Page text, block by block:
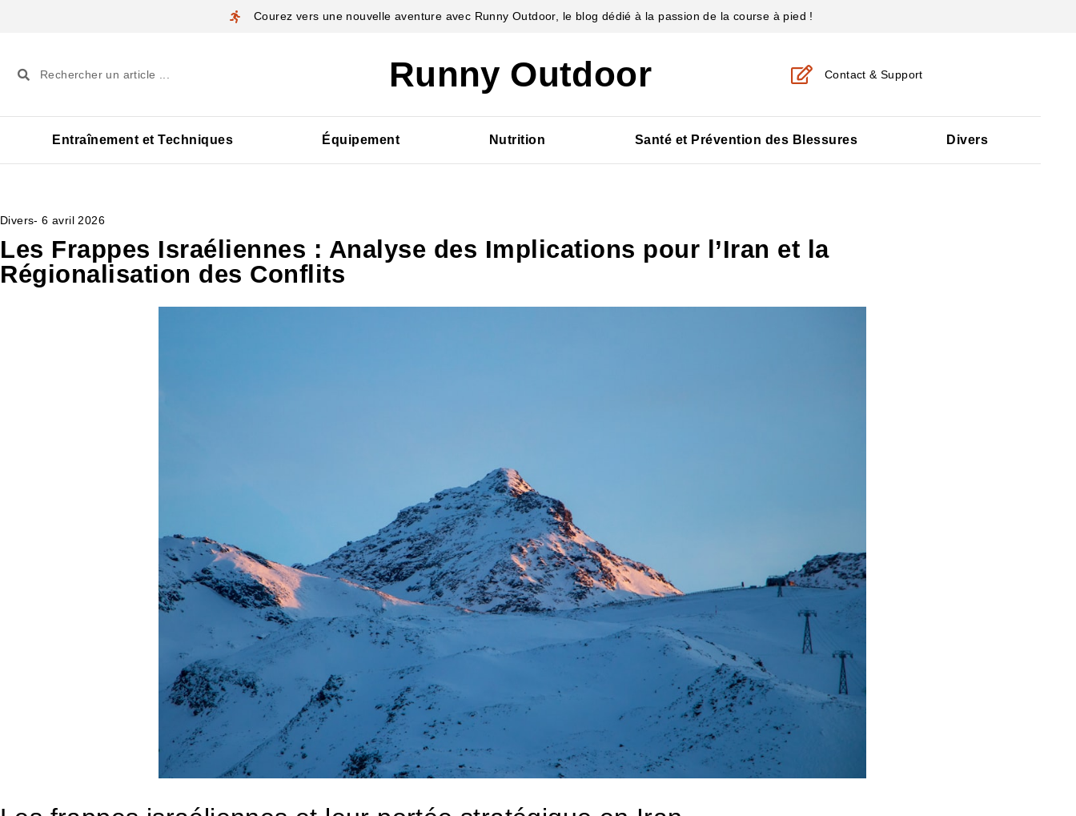
Courez vers une nouvelle aventure avec Runny Outdoor, le blog dédié à la passion de la course à pied !
Runny Outdoor Contact & Support
Entraînement et Techniques Équipement Nutrition Santé et Prévention des Blessures Divers
Divers- 6 avril 2026
Les Frappes Israéliennes : Analyse des Implications pour l’Iran et la
Régionalisation des Conflits